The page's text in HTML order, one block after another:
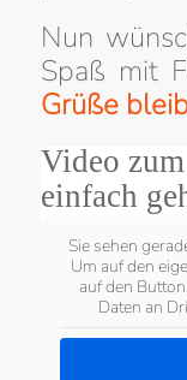
Nun
Spaß mit
Grüße
Video
einfach
Sie sehen
Um auf den
auf den
Daten an